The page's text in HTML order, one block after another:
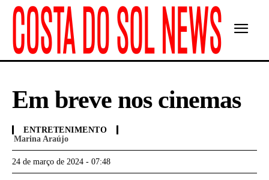
Em breve nos cinemas
ENTRETENIMENTO
Marina Araújo
24 de março de 2024 - 07:48